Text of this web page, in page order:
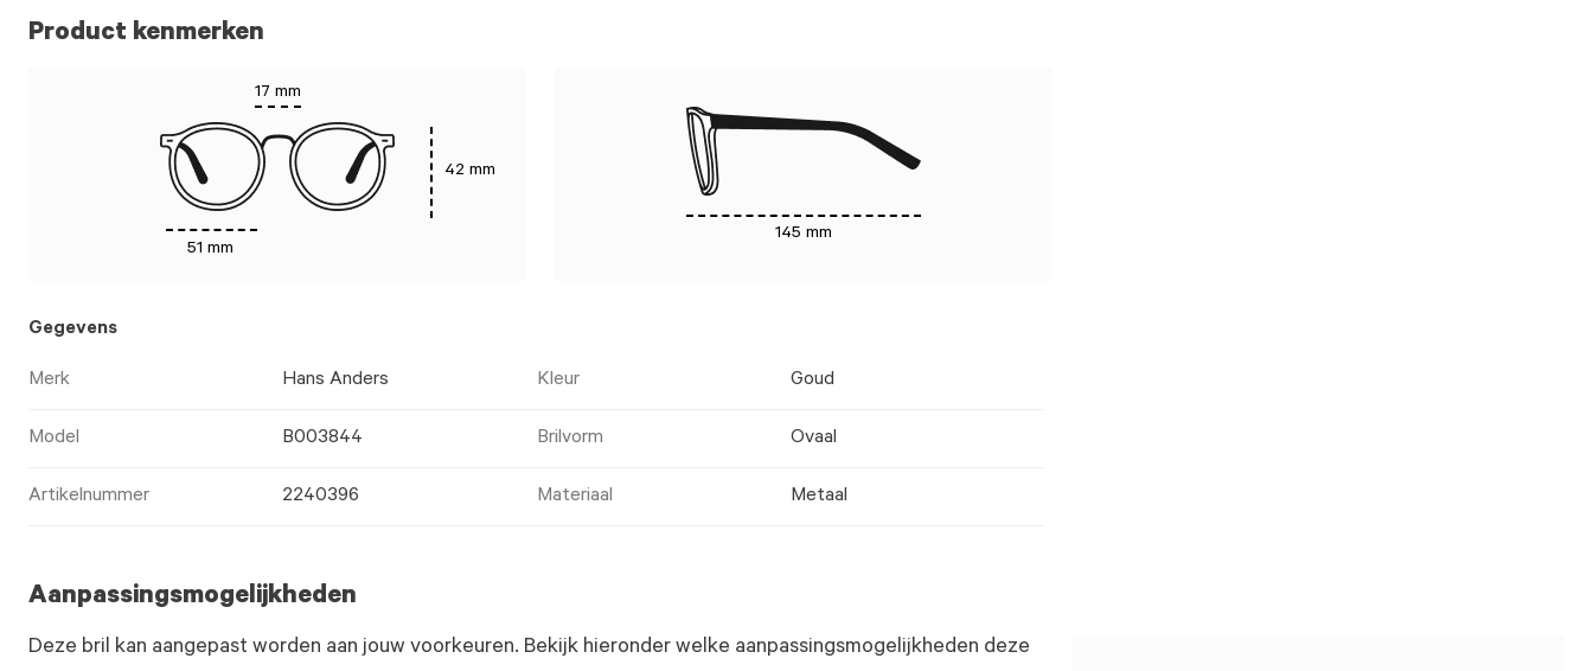
Product kenmerken
17 mm
51 mm
42 mm
145 mm
Gegevens
Merk Hans Anders Kleur Goud
Model B003844 Brilvorm Ovaal
Artikelnummer 2240396 Materiaal Metaal
Aanpassingsmogelijkheden
Deze bril kan aangepast worden aan jouw voorkeuren. Bekijk hieronder welke aanpassingsmogelijkheden deze